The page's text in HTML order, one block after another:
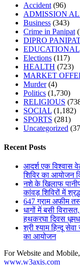
Accident (96)
ADMISSION
Business (343)
Crime in Panipat
DIPRO
EDUCATIONAL
Elections (117)
HEALTH (723)
MARKET
Murder(4)
Politics (1,730)
RELIGIOUS
SOCIAL (1,182)
SPORTS (281)
Uncategorized
Recent Posts
आदर्श एक विश्वास
शिविर का आयोजन
नशे के खिलाफ
कांवड़ शिविरों में
647 ग्राम अफीम
धागों में बसी
हथकरघा दिवस
श्री श्याम हिन्दू
का आयोजन
For Website and
www.w3axis.com